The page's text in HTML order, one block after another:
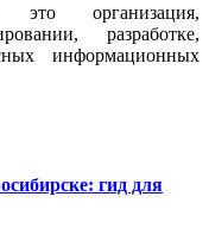
организация,
разработке,
информационных
гид для